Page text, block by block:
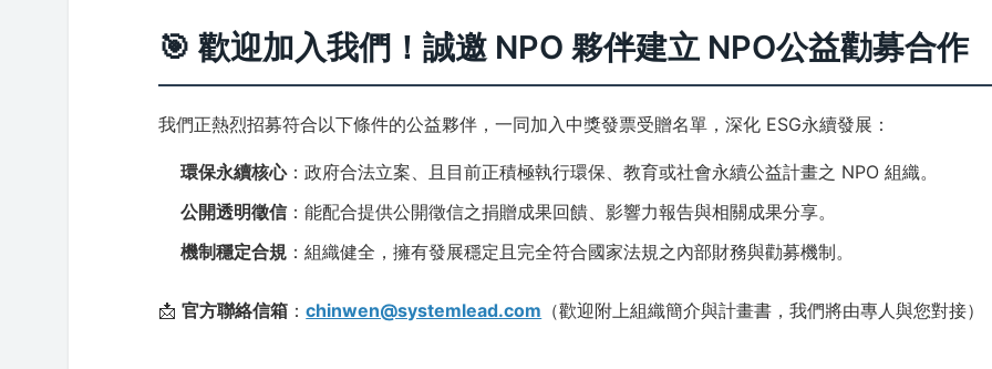
🎯 歡迎加入我們！誠邀 NPO 夥伴建立 NPO公益勸募合作
我們正熱烈招募符合以下條件的公益夥伴，一同加入中獎發票受贈名單，深化 ESG永續發展：
環保永續核心：政府合法立案、且目前正積極執行環保、教育或社會永續公益計畫之 NPO 組織。
公開透明徵信：能配合提供公開徵信之捐贈成果回饋、影響力報告與相關成果分享。
機制穩定合規 ：組織健全，擁有發展穩定且完全符合國家法規之內部財務與勸募機制。
📩官方聯絡信箱 ：chinwen@systemlead.com （歡迎附上組織簡介與計畫書，我們將由專人與您對接）